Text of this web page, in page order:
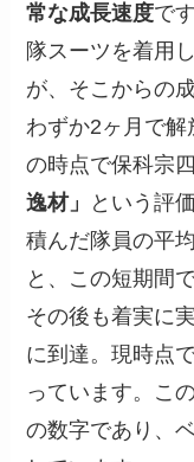
常な成長速度で
隊スーツを着用
が、そこからの
わずか2ヶ月で解
の時点で保科宗
逸材」
という評
積んだ隊員の平
と、この短期間
その後も着実に
に到達。現時点
っています。こ
の数字であり、